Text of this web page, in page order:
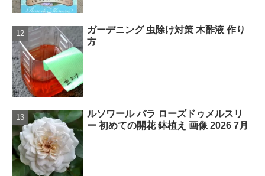
ガーデニング 虫除け対策 木酢液 作り
方
ルソワール バラ ローズドゥメルスリ
ー 初めての開花 鉢植え 画像 2026 7月